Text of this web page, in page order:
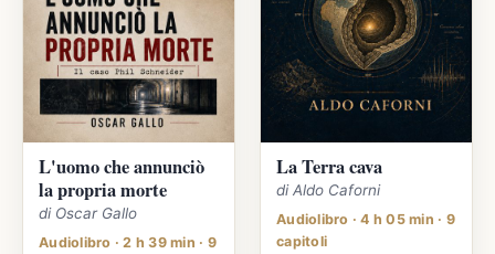
L'uomo che annunciò
la propria morte
di Oscar Gallo
Audiolibro · 2 h 39 min · 9
La Terra cava
di Aldo Caforni
Audiolibro · 4 h 05 min · 9
capitoli